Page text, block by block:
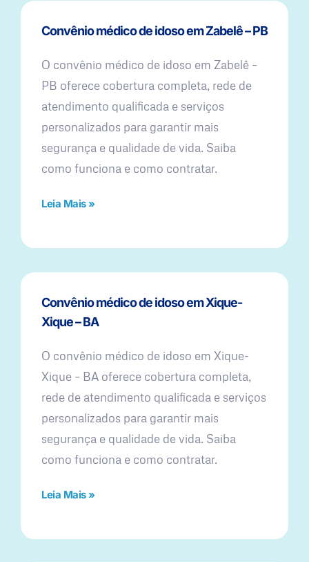
Convênio médico de idoso em Zabelê – PB
O convênio médico de idoso em Zabelê –
PB oferece cobertura completa, rede de
atendimento qualificada e serviços
personalizados para garantir mais
segurança e qualidade de vida. Saiba
como funciona e como contratar.
Leia Mais »
Convênio médico de idoso em Xique-
Xique – BA
O convênio médico de idoso em Xique-
Xique – BA oferece cobertura completa,
rede de atendimento qualificada e serviços
personalizados para garantir mais
segurança e qualidade de vida. Saiba
como funciona e como contratar.
Leia Mais »